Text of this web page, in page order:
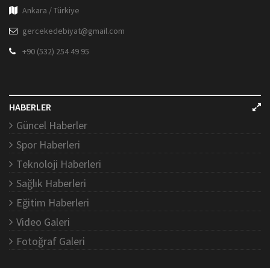
Ankara / Türkiye
gercekedebiyat@gmail.com
+90 (532) 254 49 95
HABERLER
Güncel Haberler
Spor Haberleri
Teknoloji Haberleri
Sağlık Haberleri
Eğitim Haberleri
Video Galeri
Fotoğraf Galeri